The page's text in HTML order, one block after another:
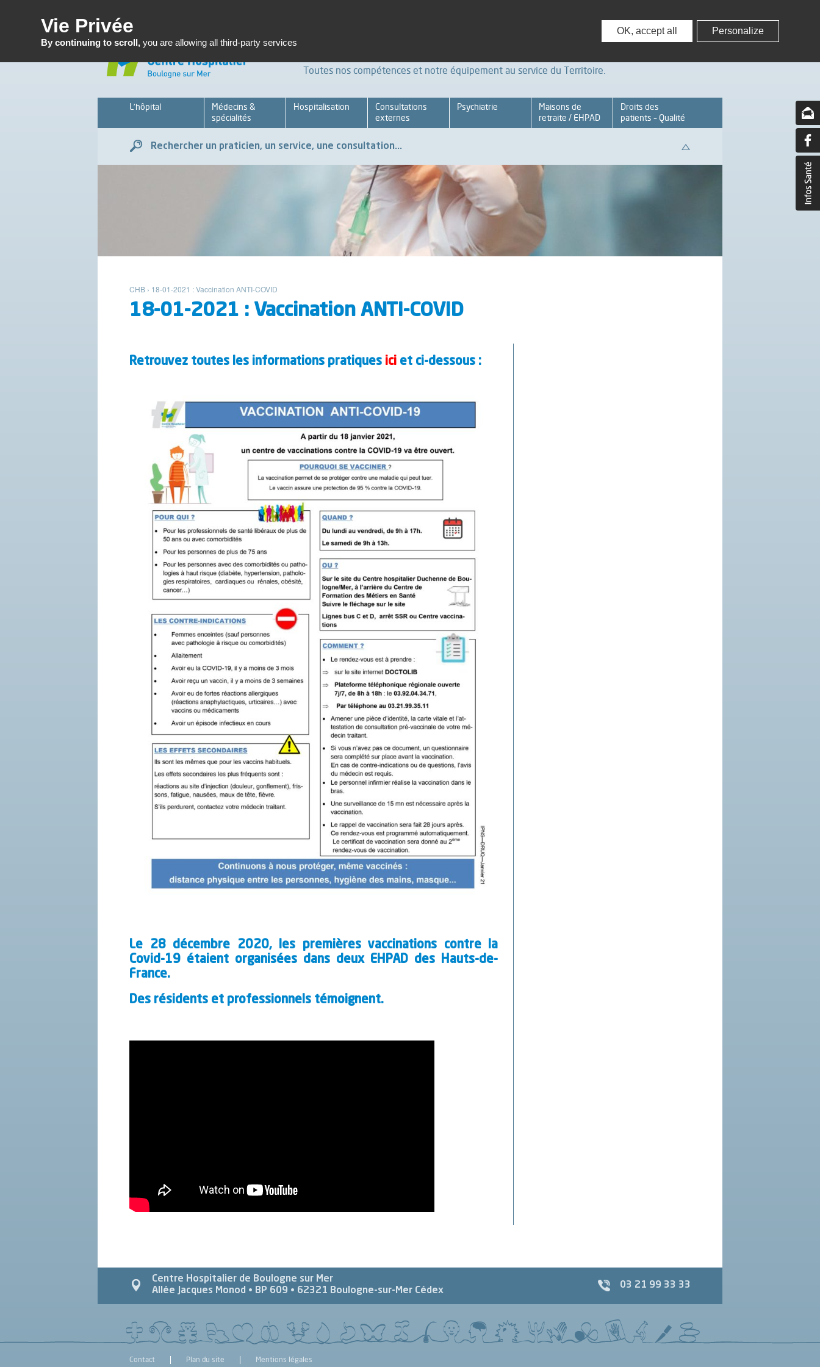
Toutes nos compétences et notre équipement au service du Territoire.
L’hôpital
Médecins &
spécialités
Hospitalisation
Consultations
externes
Psychiatrie
Maisons de
retraite / EHPAD
Droits des
patients – Qualité
Rechercher un praticien, un service, une consultation...
CHB › 18-01-2021 : Vaccination ANTI-COVID
18-01-2021 : Vaccination ANTI-COVID
Retrouvez toutes les informations pratiques ici et ci-dessous :
Le 28 décembre 2020, les premières vaccinations contre la
Covid-19 étaient organisées dans deux EHPAD des Hauts-de-
France.
Des résidents et professionnels témoignent.
Centre Hospitalier de Boulogne sur Mer
Allée Jacques Monod • BP 609 • 62321 Boulogne-sur-Mer Cédex
03 21 99 33 33
Contact Plan du site Mentions légales
Vie Privée
By continuing to scroll, you are allowing all third-party services
OK, accept all Personalize